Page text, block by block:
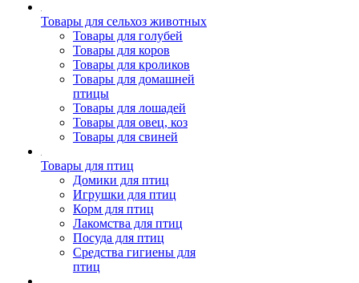
Товары для сельхоз животных
Товары для голубей
Товары для коров
Товары для кроликов
Товары для домашней
птицы
Товары для лошадей
Товары для овец, коз
Товары для свиней
Товары для птиц
Домики для птиц
Игрушки для птиц
Корм для птиц
Лакомства для птиц
Посуда для птиц
Средства гигиены для
птиц